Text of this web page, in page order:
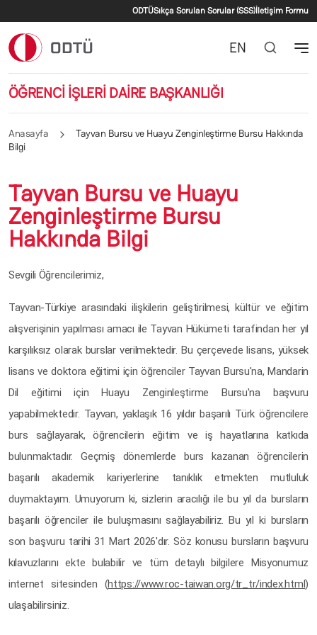
İkincil menü
ODTÜSıkça Sorulan Sorular (SSS)İletişim Formu
ÖĞRENCİ İŞLERİ DAİRE BAŞKANLIĞI
EN
Anasayfa
Tayvan Bursu ve Huayu Zenginleştirme Bursu Hakkında
Bilgi
Tayvan Bursu ve Huayu
Zenginleştirme Bursu
Hakkında Bilgi
Sevgili Öğrencilerimiz,
Tayvan-Türkiye arasındaki ilişkilerin geliştirilmesi, kültür ve eğitim
alışverişinin yapılması amacı ile Tayvan Hükümeti tarafindan her yıl
karşılıksız olarak burslar verilmektedir. Bu çerçevede lisans, yüksek
lisans ve doktora eğitimi için öğrenciler Tayvan Bursu'na, Mandarin
Dil eğitimi için Huayu Zenginleştirme Bursu'na başvuru
yapabilmektedir. Tayvan, yaklaşık 16 yıldır başarılı Türk öğrencilere
burs sağlayarak, öğrencilerin eğitim ve iş hayatlarına katkıda
bulunmaktadır. Geçmiş dönemlerde burs kazanan öğrencilerin
başarılı akademik kariyerlerine tanıklık etmekten mutluluk
duymaktayım. Umuyorum ki, sizlerin aracılığı ile bu yıl da bursların
başarılı öğrenciler ile buluşmasını sağlayabiliriz. Bu yıl ki bursların
son başvuru tarihi 31 Mart 2026'dır. Söz konusu bursların başvuru
kılavuzlarını ekte bulabilir ve tüm detaylı bilgilere Misyonumuz
internet sitesinden (https://www.roc-taiwan.org/tr_tr/index.html)
ulaşabilirsiniz.